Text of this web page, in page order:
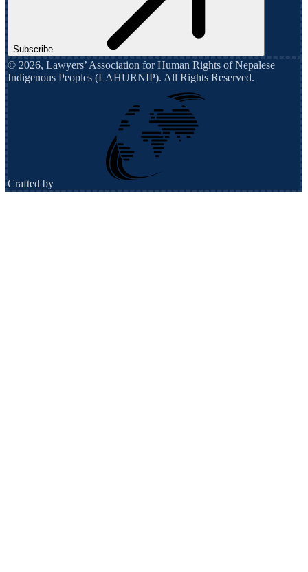
Subscribe
© 2026, Lawyers’ Association for Human Rights of Nepalese
Indigenous Peoples (LAHURNIP). All Rights Reserved.
Crafted by